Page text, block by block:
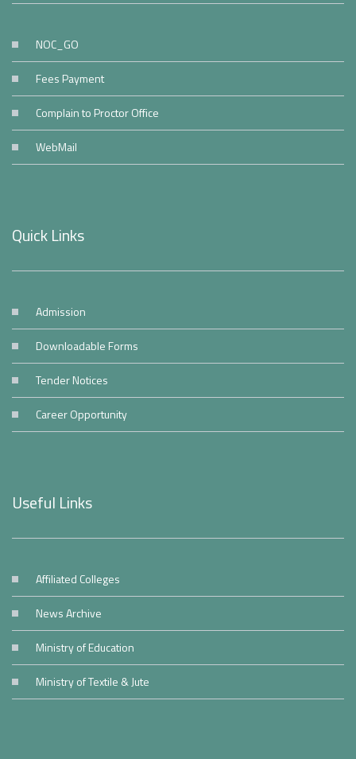
NOC_GO
Fees Payment
Complain to Proctor Office
WebMail
Quick Links
Admission
Downloadable Forms
Tender Notices
Career Opportunity
Useful Links
Affiliated Colleges
News Archive
Ministry of Education
Ministry of Textile & Jute